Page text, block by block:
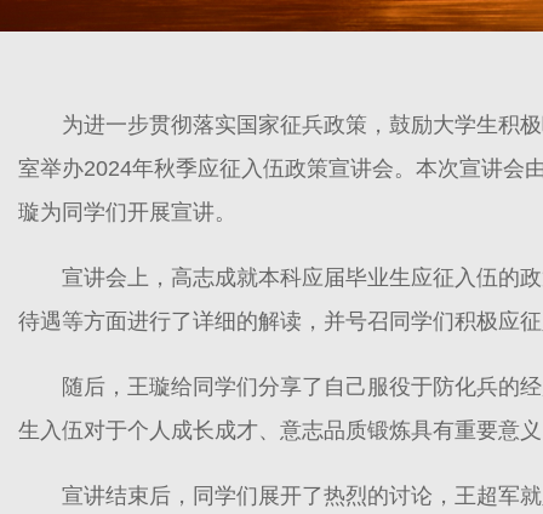
为进一步贯彻落实国家征兵政策，鼓励大学生积
室举办2024年秋季应征入伍政策宣讲会。本次宣讲会
璇为同学们开展宣讲。
宣讲会上，高志成就本科应届毕业生应征入伍的
待遇等方面进行了详细的解读，并号召同学们积极应
随后，王璇给同学们分享了自己服役于防化兵的
生入伍对于个人成长成才、意志品质锻炼具有重要意
宣讲结束后，同学们展开了热烈的讨论，王超军